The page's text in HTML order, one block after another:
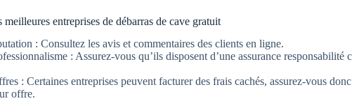
entreprises de débarras de cave gratuit
: Consultez les avis et commentaires des clients en ligne.
: Assurez-vous qu’ils disposent d’une assurance responsabilité
: Certaines entreprises peuvent facturer des frais cachés, assurez-vous
offre.